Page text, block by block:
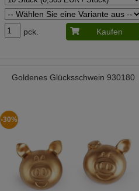
pck. Kaufen
Goldenes Glücksschwein 930180
-30%